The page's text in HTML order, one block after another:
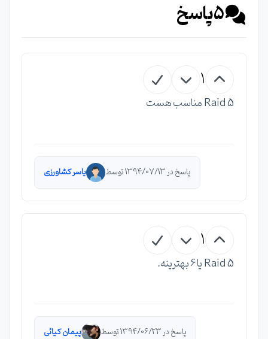
5پاسخ
1
Raid 5 مناسب هست
پاسخ در 1394/07/13 توسط یاسر کشاورزی
1
Raid 5 یا 6 بهترینه.
پاسخ در 1394/06/23 توسط پیمان کیائی